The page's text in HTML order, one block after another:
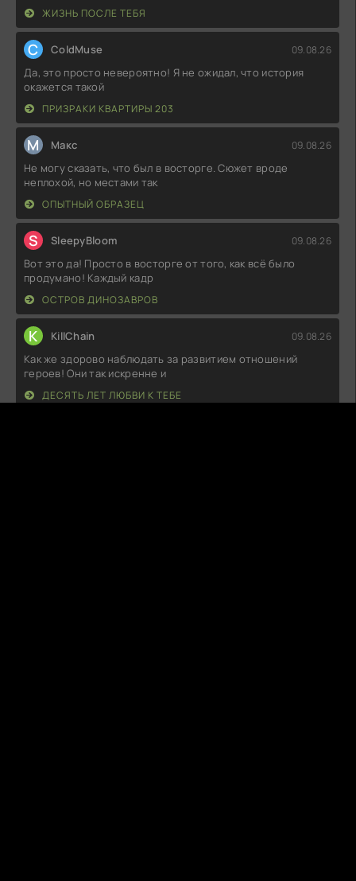
ЖИЗНЬ ПОСЛЕ ТЕБЯ
C ColdMuse 09.08.26
Да, это просто невероятно! Я не ожидал, что история
окажется такой
ПРИЗРАКИ КВАРТИРЫ 203
М Макс 09.08.26
Не могу сказать, что был в восторге. Сюжет вроде
неплохой, но местами так
ОПЫТНЫЙ ОБРАЗЕЦ
S SleepyBloom 09.08.26
Вот это да! Просто в восторге от того, как всё было
продумано! Каждый кадр
ОСТРОВ ДИНОЗАВРОВ
K KillChain 09.08.26
Как же здорово наблюдать за развитием отношений
героев! Они так искренне и
ДЕСЯТЬ ЛЕТ ЛЮБВИ К ТЕБЕ